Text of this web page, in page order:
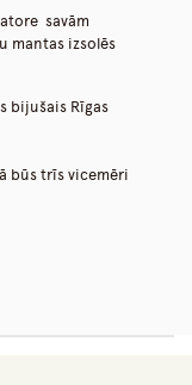
savām
mantas izsolēs
bijušais Rīgas
būs trīs vicemēri